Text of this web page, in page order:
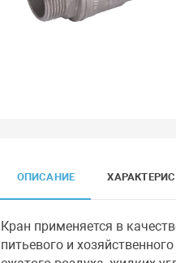
ОПИСАНИЕ
Кран применяется в
питьевого и